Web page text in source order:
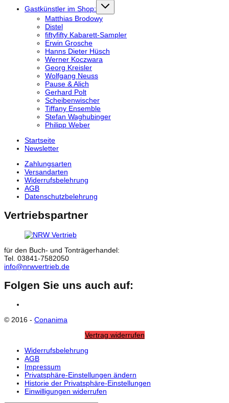
Gastkünstler im Shop:
Matthias Brodowy
Distel
fiftyfifty Kabarett-Sampler
Erwin Grosche
Hanns Dieter Hüsch
Werner Koczwara
Georg Kreisler
Wolfgang Neuss
Pause & Alich
Gerhard Polt
Scheibenwischer
Tiffany Ensemble
Stefan Waghubinger
Philipp Weber
Startseite
Newsletter
Zahlungsarten
Versandarten
Widerrufsbelehrung
AGB
Datenschutzbelehrung
Vertriebspartner
für den Buch- und Tonträgerhandel:
Tel. 03841-7582050
info@nrwvertrieb.de
Folgen Sie uns auch auf:
© 2016 - Conanima
Vertrag widerrufen
Widerrufsbelehrung
AGB
Impressum
Privatsphäre-Einstellungen ändern
Historie der Privatsphäre-Einstellungen
Einwilligungen widerrufen